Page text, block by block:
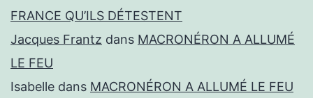
FRANCE QU’ILS DÉTESTENT
Jacques Frantz dans MACRONÉRON A ALLUMÉ
LE FEU
Isabelle dans MACRONÉRON A ALLUMÉ LE FEU